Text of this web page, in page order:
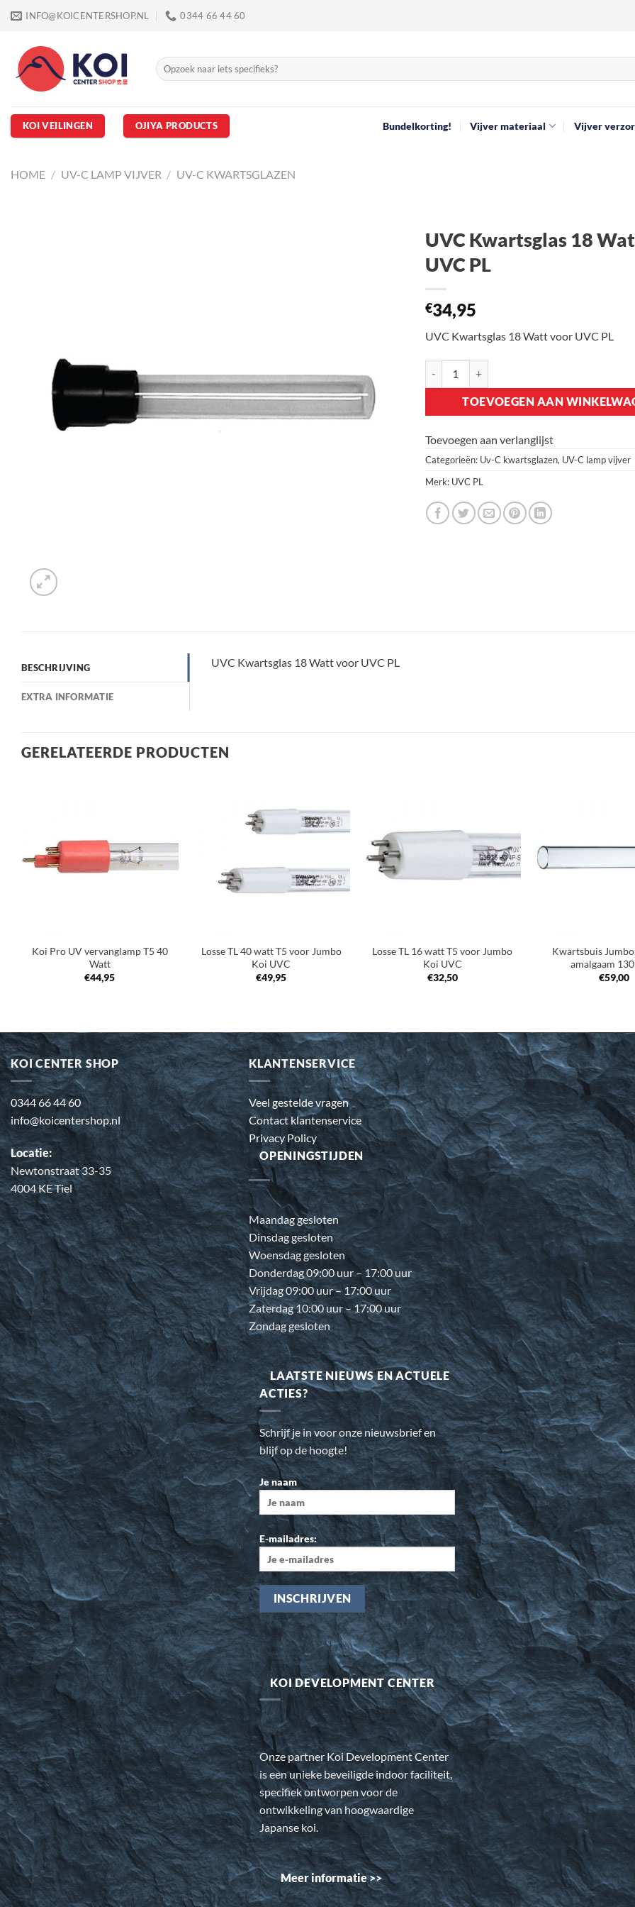
Ga
inhoud
INFO@KOICENTERSHOP.NL 0344 66 44 60
Zoeken
naar:
KOI VEILINGEN OJIYA PRODUCTS Bundelkorting! Vijver materiaal Vijver
HOME / UV-C LAMP VIJVER / UV-C KWARTSGLAZEN
UVC Kwartsglas 18
UVC PL
€34,95
UVC Kwartsglas 18 Watt voor UVC PL
TOEVOEGEN AAN
Toevoegen aan verlanglijst
Categorieën: Uv-C kwartsglazen, UV-C lamp vijver
Merk: UVC PL
BESCHRIJVING
EXTRA INFORMATIE
UVC Kwartsglas 18 Watt voor UVC PL
GERELATEERDE PRODUCTEN
Koi Pro UV vervanglamp T5 40
Watt
€44,95
Toevoegen
aan
Losse TL 40 watt T5 voor Jumbo
Koi UVC
€49,95
verlanglijst
Losse TL 16 watt T5 voor Jumbo
Koi UVC
€32,50
Kwartsbuis
amalgaam
€59,00
KOI CENTER SHOP
0344 66 44 60
info@koicentershop.nl
Locatie:
Newtonstraat 33-35
4004 KE Tiel
KLANTENSERVICE
Veel gestelde vragen
Contact klantenservice
Privacy Policy
OPENINGSTIJDEN
Maandag gesloten
Dinsdag gesloten
Woensdag gesloten
Donderdag 09:00 uur – 17:00 uur
Vrijdag 09:00 uur – 17:00 uur
Zaterdag 10:00 uur – 17:00 uur
Zondag gesloten
LAATSTE NIEUWS EN ACTUELE
ACTIES?
Schrijf je in voor onze nieuwsbrief en
blijf op de hoogte!
Je naam
E-mailadres:
KOI DEVELOPMENT CENTER
Onze partner Koi Development Center
is een unieke beveiligde indoor faciliteit,
specifiek ontworpen voor de
ontwikkeling van hoogwaardige
Japanse koi.
Meer informatie >>